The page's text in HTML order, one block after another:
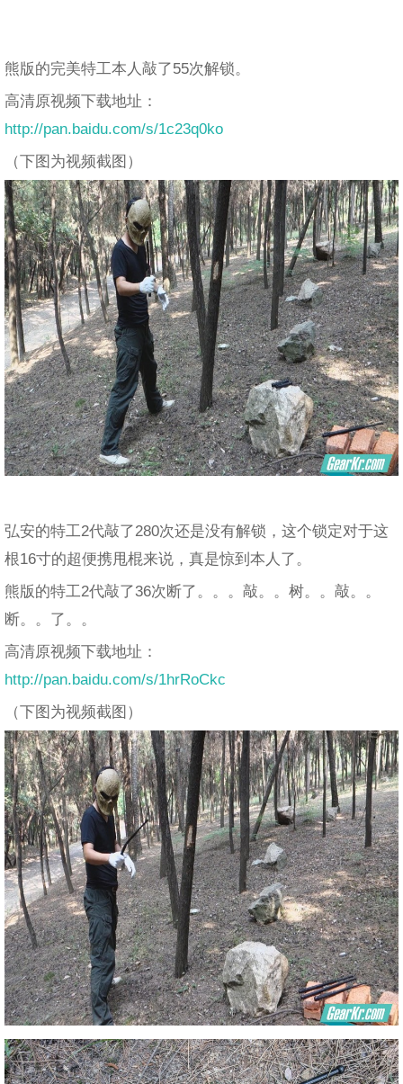
熊版的完美特工本人敲了55次解锁。
高清原视频下载地址：
http://pan.baidu.com/s/1c23q0ko
（下图为视频截图）
弘安的特工2代敲了280次还是没有解锁，这个锁定对于这
根16寸的超便携甩棍来说，真是惊到本人了。
熊版的特工2代敲了36次断了。。。敲。。树。。敲。。
断。。了。。
高清原视频下载地址：
http://pan.baidu.com/s/1hrRoCkc
（下图为视频截图）